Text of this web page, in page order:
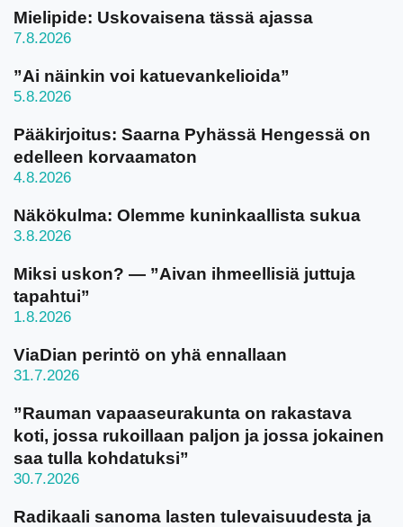
Mielipide: Uskovaisena tässä ajassa
7.8.2026
”Ai näinkin voi katuevankelioida”
5.8.2026
Pääkirjoitus: Saarna Pyhässä Hengessä on
edelleen korvaamaton
4.8.2026
Näkökulma: Olemme kuninkaallista sukua
3.8.2026
Miksi uskon? — ”Aivan ihmeellisiä juttuja
tapahtui”
1.8.2026
ViaDian perintö on yhä ennallaan
31.7.2026
”Rauman vapaaseurakunta on rakastava
koti, jossa rukoillaan paljon ja jossa jokainen
saa tulla kohdatuksi”
30.7.2026
Radikaali sanoma lasten tulevaisuudesta ja